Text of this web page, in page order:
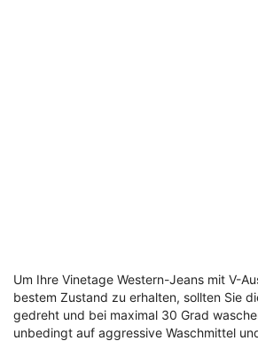
Um Ihre Vinetage Western-Jeans mit V-
bestem Zustand zu erhalten, sollten Sie
gedreht und bei maximal 30 Grad
unbedingt auf aggressive Waschmittel